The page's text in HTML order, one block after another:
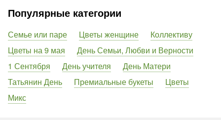
Популярные категории
Семье или паре Цветы женщине
Коллективу
Цветы на 9 мая
День Семьи, Любви и Верности
1 Сентября
День учителя
День Матери
Татьянин День
Премиальные букеты
Цветы
Микс